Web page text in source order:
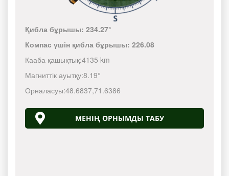
Қибла бұрышы:234.27°
Компас үшін қибла бұрышы:226.08
Кааба қашықтық:4135 km
Магниттік ауытқу:8.19°
Орналасуы:48.6837,71.6386
МЕНІҢ ОРНЫМДЫ ТАБУ